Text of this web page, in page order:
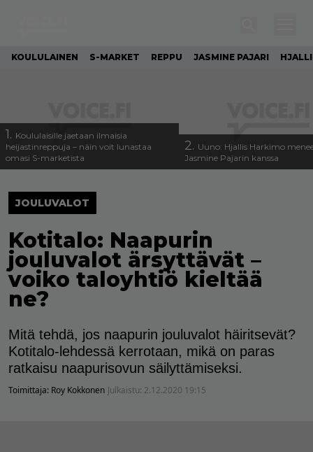
KOULULAINEN S-MARKET REPPU JASMINE PAJARI
1. Koululaisille jaetaan ilmaisia
heijastinreppuja – näin voit lunastaa
omasi S-marketista
2. Uuno: Hjallis Harkimo
Jasmine Pajarin kanssa
JOULUVALOT
Kotitalo: Naapurin
jouluvalot ärsyttävät –
voiko taloyhtiö kieltää
ne?
Mitä tehdä, jos naapurin jouluvalot häiritsevät?
Kotitalo-lehdessä kerrotaan, mikä on paras
ratkaisu naapurisovun säilyttämiseksi.
Toimittaja: Roy Kokkonen Julkaistu: 2.12.2020 19:15